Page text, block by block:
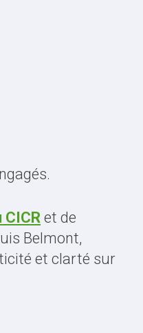
CICR et de
Belmont,
et clarté sur